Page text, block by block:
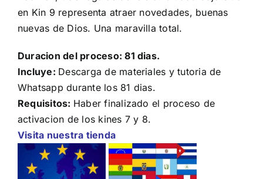
en Kin 9 representa atraer novedades, buenas
nuevas de Dios. Una maravilla total.
Duracion del proceso: 81 dias.
Incluye: Descarga de materiales y tutoria de
Whatsapp durante los 81 dias.
Requisitos: Haber finalizado el proceso de
activacion de los kines 7 y 8.
Visita nuestra tienda